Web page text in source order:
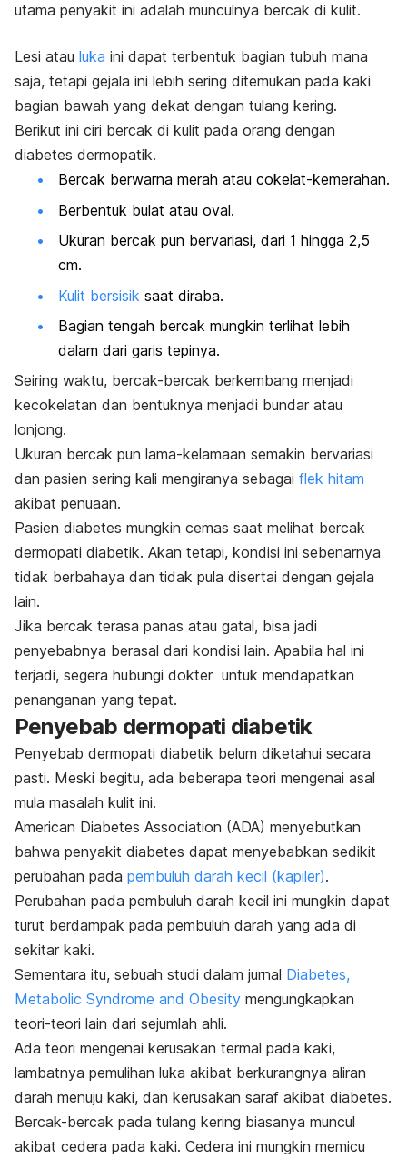
utama penyakit ini adalah munculnya bercak di kulit.
Lesi atau luka ini dapat terbentuk bagian tubuh mana
saja, tetapi gejala ini lebih sering ditemukan pada kaki
bagian bawah yang dekat dengan tulang kering.
Berikut ini ciri bercak di kulit pada orang dengan
diabetes dermopatik.
Bercak berwarna merah atau cokelat-kemerahan.
Berbentuk bulat atau oval.
Ukuran bercak pun bervariasi, dari 1 hingga 2,5
cm.
Kulit bersisik saat diraba.
Bagian tengah bercak mungkin terlihat lebih
dalam dari garis tepinya.
Seiring waktu, bercak-bercak berkembang menjadi
kecokelatan dan bentuknya menjadi bundar atau
lonjong.
Ukuran bercak pun lama-kelamaan semakin bervariasi
dan pasien sering kali mengiranya sebagai flek hitam
akibat penuaan.
Pasien diabetes mungkin cemas saat melihat bercak
dermopati diabetik. Akan tetapi, kondisi ini sebenarnya
tidak berbahaya dan tidak pula disertai dengan gejala
lain.
Jika bercak terasa panas atau gatal, bisa jadi
penyebabnya berasal dari kondisi lain. Apabila hal ini
terjadi, segera hubungi dokter untuk mendapatkan
penanganan yang tepat.
Penyebab dermopati diabetik
Penyebab dermopati diabetik belum diketahui secara
pasti. Meski begitu, ada beberapa teori mengenai asal
mula masalah kulit ini.
American Diabetes Association (ADA) menyebutkan
bahwa penyakit diabetes dapat menyebabkan sedikit
perubahan pada pembuluh darah kecil (kapiler).
Perubahan pada pembuluh darah kecil ini mungkin dapat
turut berdampak pada pembuluh darah yang ada di
sekitar kaki.
Sementara itu, sebuah studi dalam jurnal Diabetes,
Metabolic Syndrome and Obesity mengungkapkan
teori-teori lain dari sejumlah ahli.
Ada teori mengenai kerusakan termal pada kaki,
lambatnya pemulihan luka akibat berkurangnya aliran
darah menuju kaki, dan kerusakan saraf akibat diabetes.
Bercak-bercak pada tulang kering biasanya muncul
akibat cedera pada kaki. Cedera ini mungkin memicu